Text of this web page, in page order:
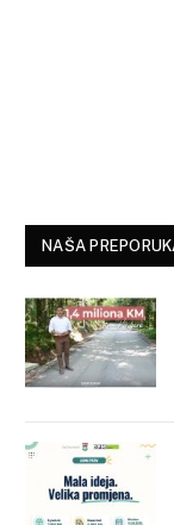
NAŠA